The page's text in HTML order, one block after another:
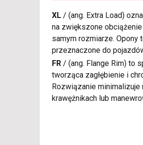
XL / (ang. Extra Load)
na zwiększone
samym rozmiarze.
przeznaczone do
FR / (ang. Flange Rim) to
tworząca zagłębienie i
Rozwiązanie
krawężnikach lub